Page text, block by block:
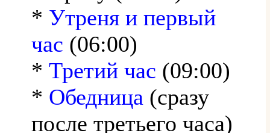
* Утреня и первый
час (06:00)
* Третий час (09:00)
* Обедница (сразу
после третьего часа)